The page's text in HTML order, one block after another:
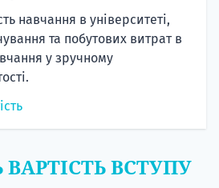
навчання в університеті,
та побутових витрат в
у зручному
ВСТУПУ